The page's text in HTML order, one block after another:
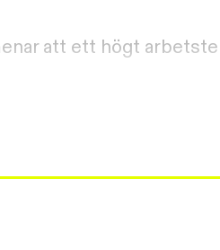
att ett högt